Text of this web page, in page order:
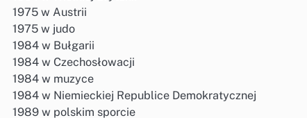
1975 w Austrii
1975 w judo
1984 w Bułgarii
1984 w Czechosłowacji
1984 w muzyce
1984 w Niemieckiej Republice Demokratycznej
1989 w polskim sporcie